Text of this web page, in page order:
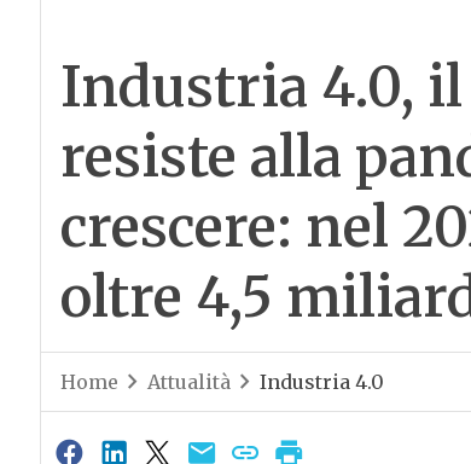
Industria 4.0,
resiste alla
crescere: nel
oltre 4,5
Home Attualità Industria 4.0